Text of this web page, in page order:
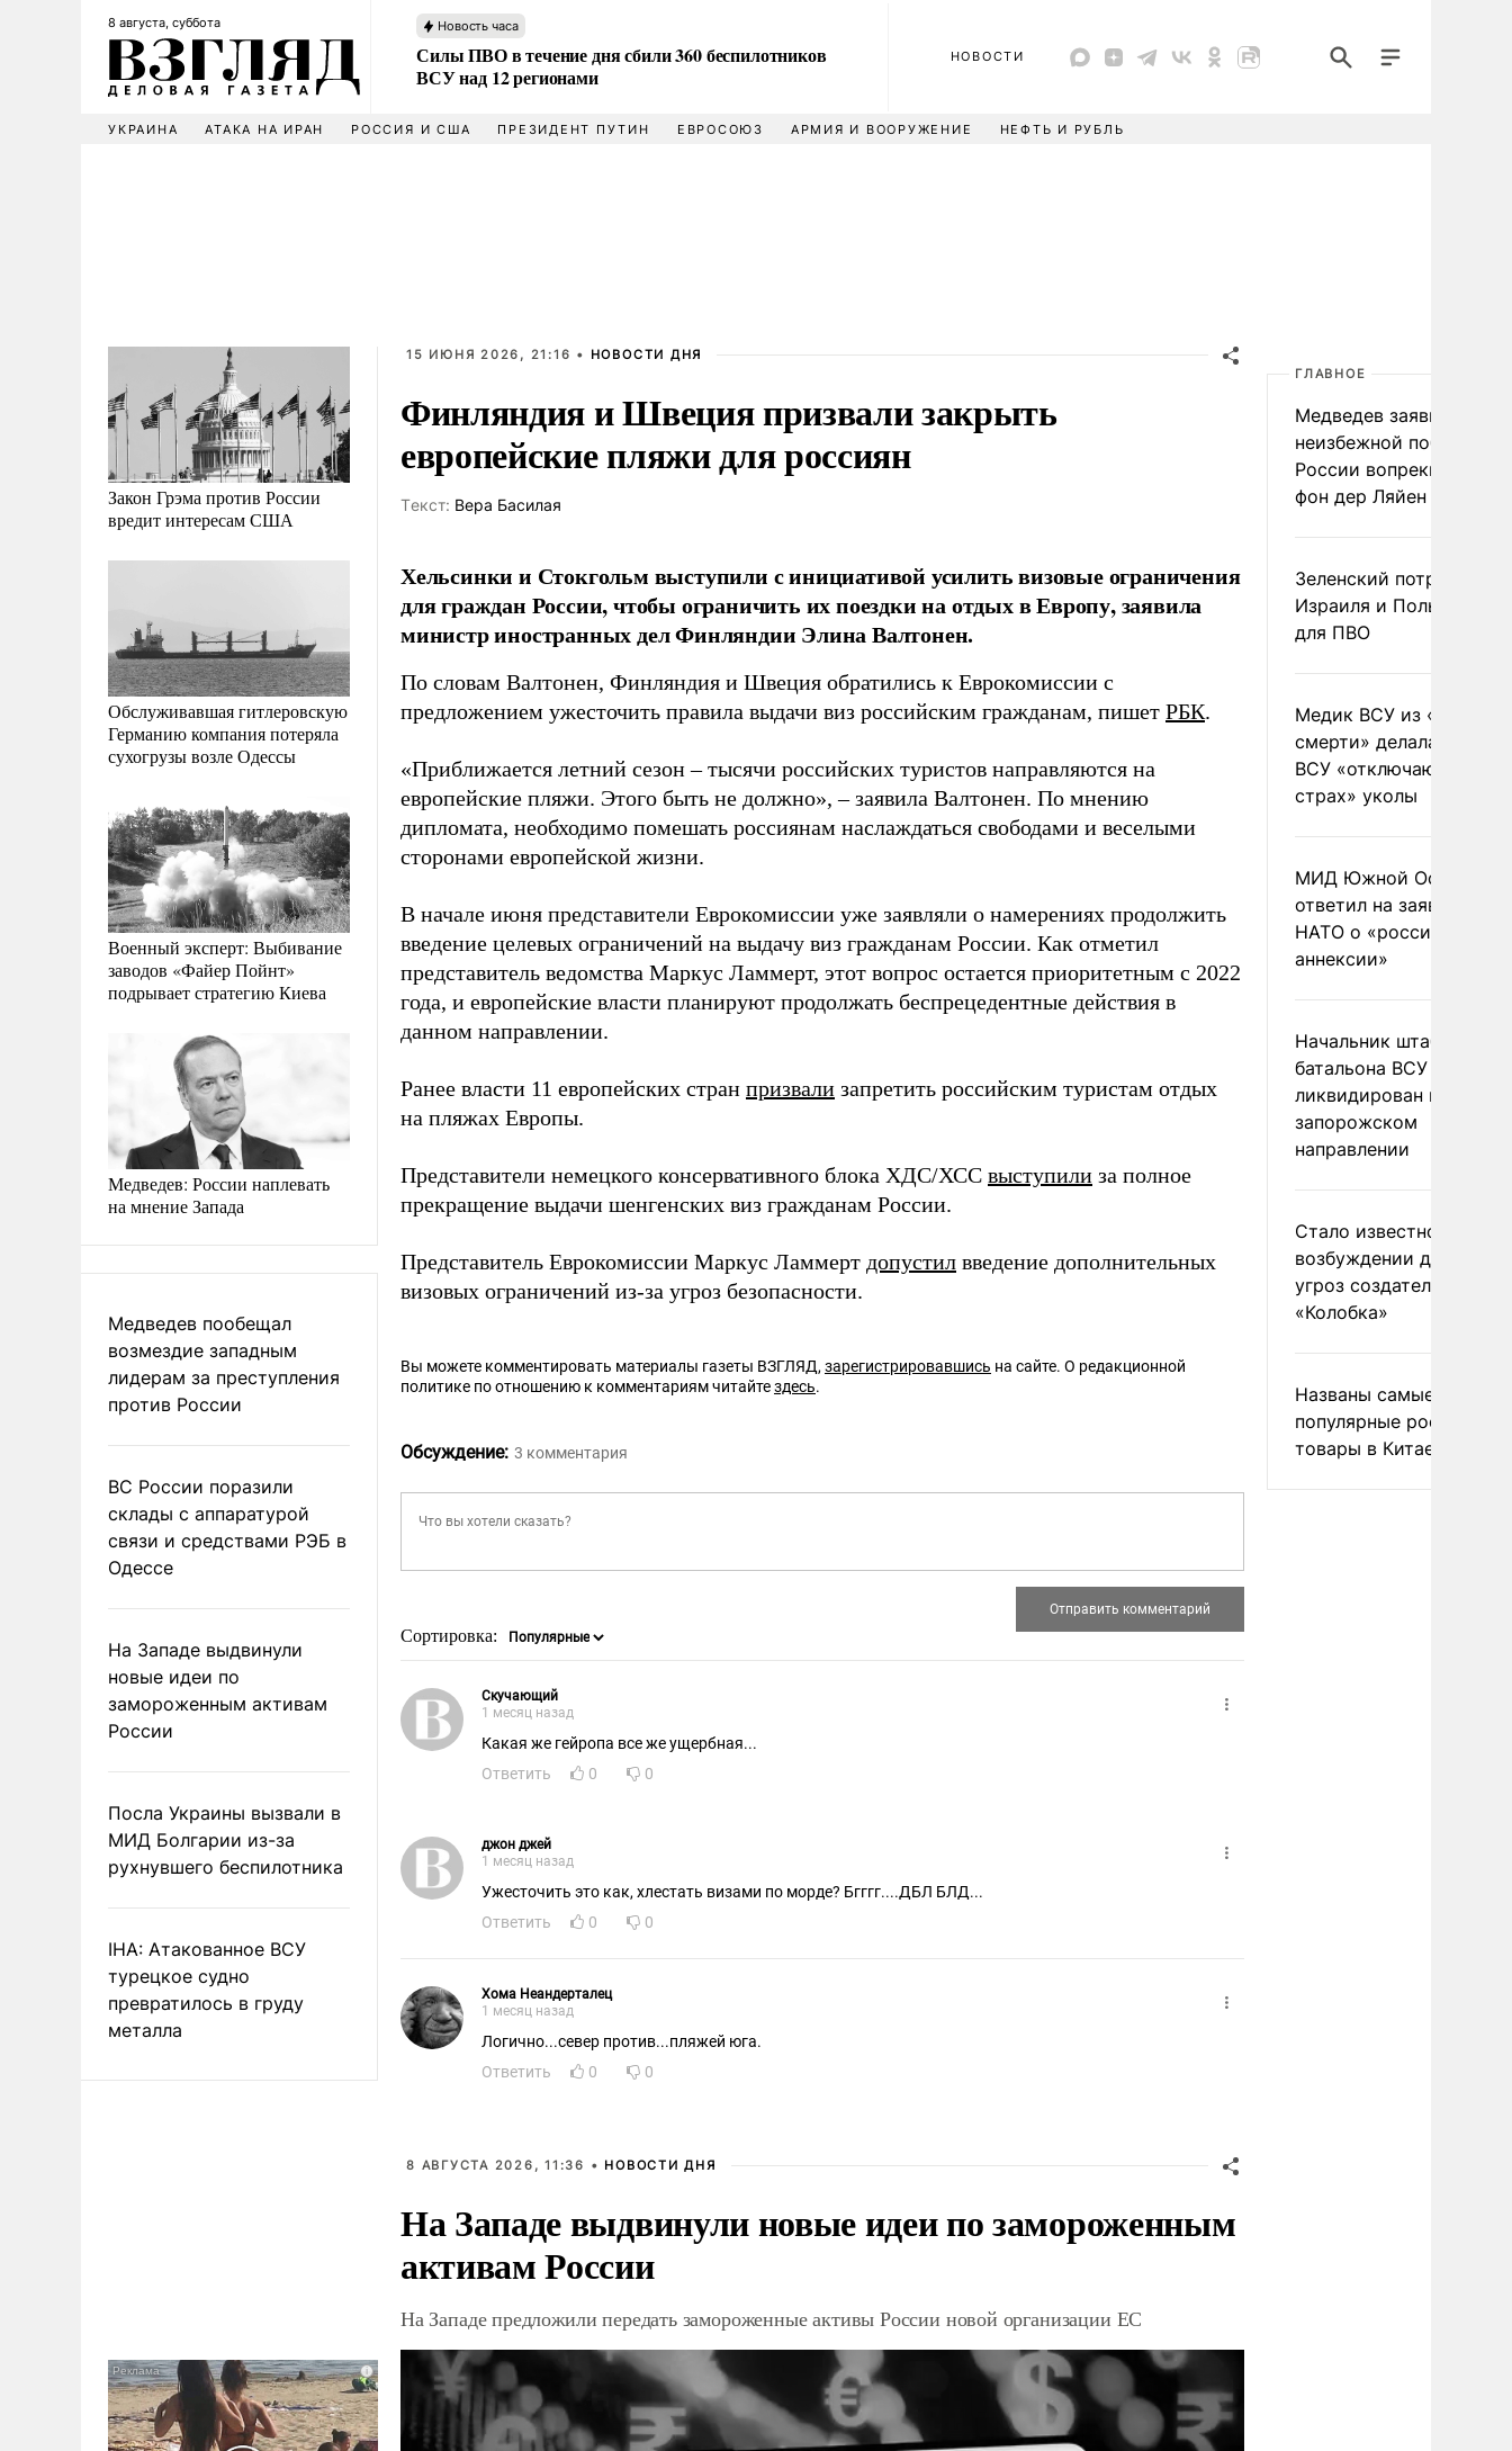
8 августа, суббота Новость часа
Силы ПВО в течение дня сбили 360 беспилотников
ВСУ над 12 регионами
НОВОСТИ
УКРАИНА АТАКА НА ИРАН РОССИЯ И США ПРЕЗИДЕНТ ПУТИН ЕВРОСОЮЗ АРМИЯ И ВООРУЖЕНИЕ НЕФТЬ И РУБЛЬ
Закон Грэма против России
вредит интересам США
Обслуживавшая гитлеровскую
Германию компания потеряла
сухогрузы возле Одессы
Военный эксперт: Выбивание
заводов «Файер Пойнт»
подрывает стратегию Киева
Медведев: России наплевать
на мнение Запада
Медведев пообещал
возмездие западным
лидерам за преступления
против России
ВС России поразили
склады с аппаратурой
связи и средствами РЭБ в
Одессе
На Западе выдвинули
новые идеи по
замороженным активам
России
Посла Украины вызвали в
МИД Болгарии из-за
рухнувшего беспилотника
IHA: Атакованное ВСУ
турецкое судно
превратилось в груду
металла
15 ИЮНЯ 2026, 21:16 • НОВОСТИ ДНЯ
Финляндия и Швеция призвали закрыть
европейские пляжи для россиян
Tекст: Вера Басилая
Хельсинки и Стокгольм выступили с инициативой усилить визовые ограничения
для граждан России, чтобы ограничить их поездки на отдых в Европу, заявила
министр иностранных дел Финляндии Элина Валтонен.
По словам Валтонен, Финляндия и Швеция обратились к Еврокомиссии с
предложением ужесточить правила выдачи виз российским гражданам, пишет РБК.
«Приближается летний сезон – тысячи российских туристов направляются на
европейские пляжи. Этого быть не должно», – заявила Валтонен. По мнению
дипломата, необходимо помешать россиянам наслаждаться свободами и веселыми
сторонами европейской жизни.
В начале июня представители Еврокомиссии уже заявляли о намерениях продолжить
введение целевых ограничений на выдачу виз гражданам России. Как отметил
представитель ведомства Маркус Ламмерт, этот вопрос остается приоритетным с 2022
года, и европейские власти планируют продолжать беспрецедентные действия в
данном направлении.
Ранее власти 11 европейских стран призвали запретить российским туристам отдых
на пляжах Европы.
Представители немецкого консервативного блока ХДС/ХСС выступили за полное
прекращение выдачи шенгенских виз гражданам России.
Представитель Еврокомиссии Маркус Ламмерт допустил введение дополнительных
визовых ограничений из-за угроз безопасности.
Вы можете комментировать материалы газеты ВЗГЛЯД, зарегистрировавшись на сайте. О редакционной
политике по отношению к комментариям читайтездесь.
Обсуждение: 3 комментария
Сортировка:
Cкучающий
1 месяц назад
Какая же гейропа все же ущербная...
Ответить
0 0
джон джей
1 месяц назад
Ужесточить это как, хлестать визами по морде? Бгггг....ДБЛ БЛД...
Ответить
0 0
Хома Неандерталец
1 месяц назад
Логично...север против...пляжей юга.
Ответить
0 0
8 АВГУСТА 2026, 11:36 • НОВОСТИ ДНЯ
На Западе выдвинули новые идеи по замороженным
активам России
На Западе предложили передать замороженные активы России новой организации ЕС
ГЛАВНОЕ
Медведев заявил о
неизбежной победе
России вопреки словам
фон дер Ляйен
Зеленский потребовал
Израиля и Польши
для ПВО
Медик ВСУ из «полка
смерти» делала
ВСУ «отключающие
страх» уколы
МИД Южной Осетии
ответил на заявления
НАТО о «российской
аннексии»
Начальник штаба
батальона ВСУ
ликвидирован на
запорожском
направлении
Стало известно о
возбуждении дела из-
угроз создателям
«Колобка»
Названы самые
популярные российские
товары в Китае